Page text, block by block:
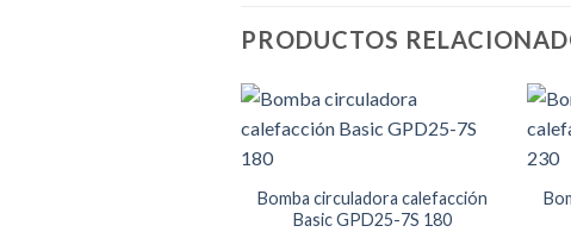
PRODUCTOS
Bomba circuladora calefacción
Basic GPD25-7S 180